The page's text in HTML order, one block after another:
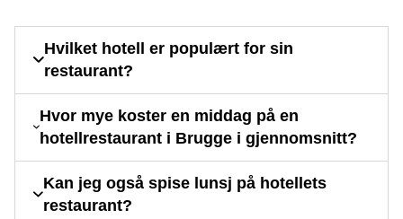
Hvilket hotell er populært for sin
restaurant?
Hvor mye koster en middag på en
hotellrestaurant i Brugge i gjennomsnitt?
Kan jeg også spise lunsj på hotellets
restaurant?